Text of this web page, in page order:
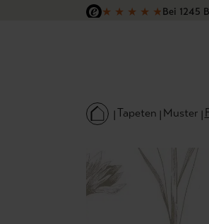
Hauptinhalt springen
Zur Suche springen
Zur Hauptnavigation springen
★ ★ ★ ★ ★Bei 1245
Tapeten Muster